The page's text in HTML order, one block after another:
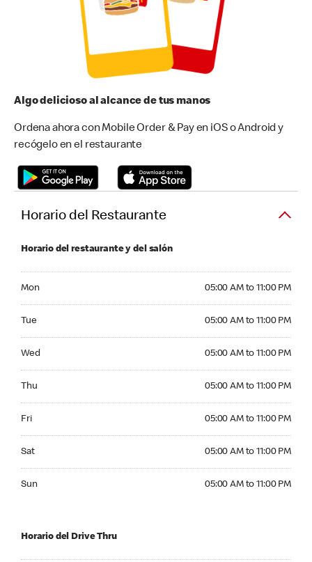
Algo delicioso al alcance de tus manos
Ordena ahora con Mobile Order & Pay en iOS o Android y
recógelo en el restaurante
Horario del Restaurante
Horario del restaurante y del salón
Mon 05:00 AM to 11:00 PM
Tue 05:00 AM to 11:00 PM
Wed 05:00 AM to 11:00 PM
Thu 05:00 AM to 11:00 PM
Fri 05:00 AM to 11:00 PM
Sat 05:00 AM to 11:00 PM
Sun 05:00 AM to 11:00 PM
Horario del Drive Thru